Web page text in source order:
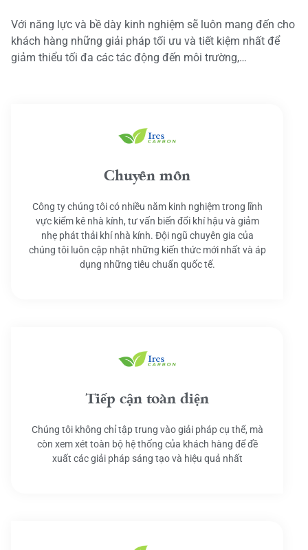
Với năng lực và bề dày kinh nghiệm sẽ luôn mang đến cho
khách hàng những giải pháp tối ưu và tiết kiệm nhất để
giảm thiểu tối đa các tác động đến môi trường,…
Chuyên môn
Công ty chúng tôi có nhiều năm kinh nghiệm trong lĩnh
vực kiểm kê nhà kính, tư vấn biến đổi khí hậu và giảm
nhẹ phát thải khí nhà kính. Đội ngũ chuyên gia của
chúng tôi luôn cập nhật những kiến thức mới nhất và áp
dụng những tiêu chuẩn quốc tế.
Tiếp cận toàn diện
Chúng tôi không chỉ tập trung vào giải pháp cụ thể, mà
còn xem xét toàn bộ hệ thống của khách hàng để đề
xuất các giải pháp sáng tạo và hiệu quả nhất